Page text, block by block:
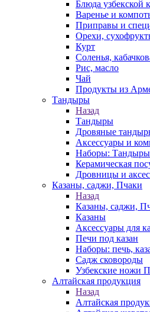
Блюда узбекской
Варенье и
Приправы и
Орехи,
Курт
Соленья,
Рис, масло
Чай
Продукты из
Тандыры
Назад
Тандыры
Дровяные
Аксессуары и
Наборы: Тандыры
Керамическая
Дровницы и
Казаны, саджи, Пчаки
Назад
Казаны, саджи,
Казаны
Аксессуары для
Печи под казан
Наборы: печь,
Садж сковороды
Узбекские ножи
Алтайская продукция
Назад
Алтайская